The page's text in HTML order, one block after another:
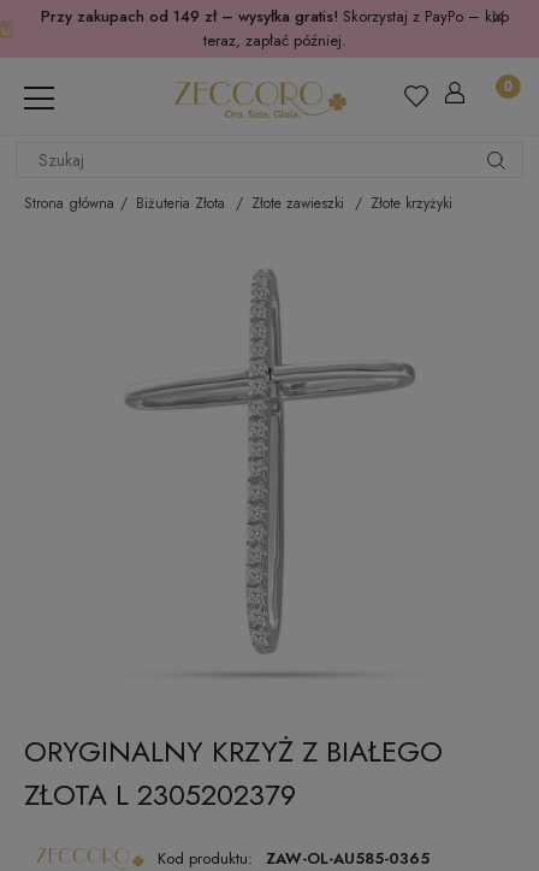
Przy zakupach od 149 zł – wysyłka gratis! Skorzystaj z PayPo – kup
teraz, zapłać później.
Strona główna Biżuteria Złota Złote zawieszki Złote krzyżyki
ORYGINALNY KRZYŻ Z BIAŁEGO
ZŁOTA L 2305202379
Kod produktu: ZAW-OL-AU585-0365